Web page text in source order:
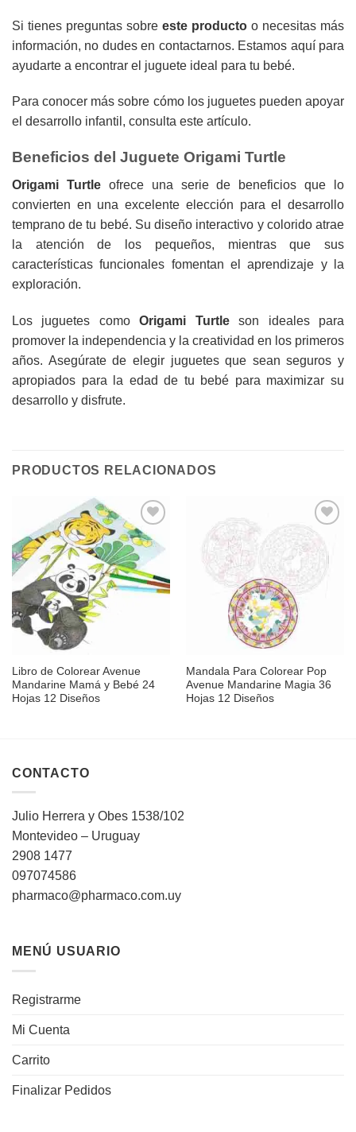
Si tienes preguntas sobre este producto o necesitas más
información, no dudes en contactarnos. Estamos aquí para
ayudarte a encontrar el juguete ideal para tu bebé.
Para conocer más sobre cómo los juguetes pueden apoyar
el desarrollo infantil, consulta este artículo.
Beneficios del Juguete Origami Turtle
Origami Turtleofrece una serie de beneficios que lo
convierten en una excelente elección para el desarrollo
temprano de tu bebé. Su diseño interactivo y colorido atrae
la atención de los pequeños, mientras que sus
características funcionales fomentan el aprendizaje y la
exploración.
Los juguetes comoOrigami Turtleson ideales para
promover la independencia y la creatividad en los primeros
años. Asegúrate de elegir juguetes que sean seguros y
apropiados para la edad de tu bebé para maximizar su
desarrollo y disfrute.
PRODUCTOS RELACIONADOS
Añadir
a la
lista de
deseos
Libro de Colorear Avenue
Mandarine Mamá y Bebé 24
Hojas 12 Diseños
Añadir
lista de
deseos
Mandala Para Colorear Pop
Avenue Mandarine Magia 36
Hojas 12 Diseños
CONTACTO
Julio Herrera y Obes 1538/102
Montevideo – Uruguay
2908 1477
097074586
pharmaco@pharmaco.com.uy
MENÚ USUARIO
Registrarme
Mi Cuenta
Carrito
Finalizar Pedidos